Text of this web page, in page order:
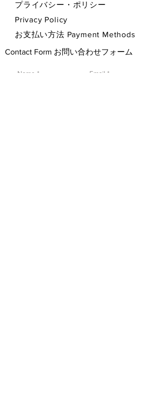
プライバシー・ポリシー
Privacy Policy
お支払い方法 Payment Methods
Contact Form お問い合わせフォーム